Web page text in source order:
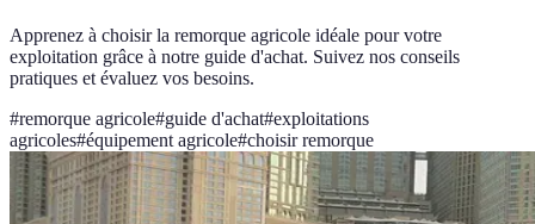
Apprenez à choisir la remorque agricole idéale pour votre
exploitation grâce à notre guide d'achat. Suivez nos conseils
pratiques et évaluez vos besoins.
#remorque agricole#guide d'achat#exploitations
agricoles#équipement agricole#choisir remorque